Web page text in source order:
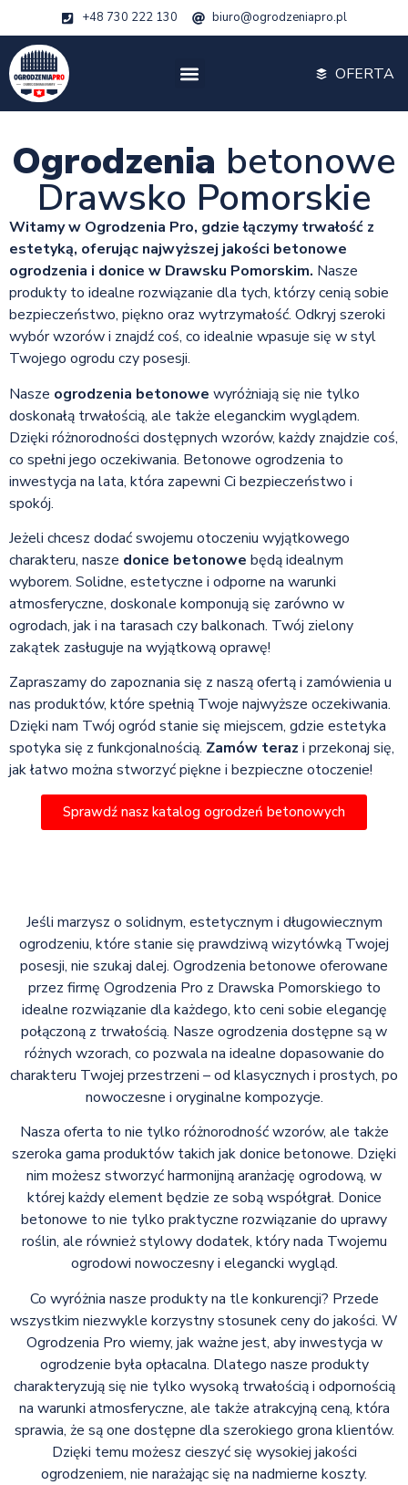
+48 730 222 130 biuro@ogrodzeniapro.pl
OFERTA
Ogrodzenia betonowe
Drawsko Pomorskie
Witamy w Ogrodzenia Pro, gdzie łączymy trwałość z
estetyką, oferując najwyższej jakości betonowe
ogrodzenia i donice w Drawsku Pomorskim. Nasze
produkty to idealne rozwiązanie dla tych, którzy cenią sobie
bezpieczeństwo, piękno oraz wytrzymałość. Odkryj szeroki
wybór wzorów i znajdź coś, co idealnie wpasuje się w styl
Twojego ogrodu czy posesji.
Nasze ogrodzenia betonowe wyróżniają się nie tylko
doskonałą trwałością, ale także eleganckim wyglądem.
Dzięki różnorodności dostępnych wzorów, każdy znajdzie coś,
co spełni jego oczekiwania. Betonowe ogrodzenia to
inwestycja na lata, która zapewni Ci bezpieczeństwo i
spokój.
Jeżeli chcesz dodać swojemu otoczeniu wyjątkowego
charakteru, nasze donice betonowe będą idealnym
wyborem. Solidne, estetyczne i odporne na warunki
atmosferyczne, doskonale komponują się zarówno w
ogrodach, jak i na tarasach czy balkonach. Twój zielony
zakątek zasługuje na wyjątkową oprawę!
Zapraszamy do zapoznania się z naszą ofertą i zamówienia u
nas produktów, które spełnią Twoje najwyższe oczekiwania.
Dzięki nam Twój ogród stanie się miejscem, gdzie estetyka
spotyka się z funkcjonalnością. Zamów teraz i przekonaj się,
jak łatwo można stworzyć piękne i bezpieczne otoczenie!
Sprawdź nasz katalog ogrodzeń betonowych
Jeśli marzysz o solidnym, estetycznym i długowiecznym
ogrodzeniu, które stanie się prawdziwą wizytówką Twojej
posesji, nie szukaj dalej. Ogrodzenia betonowe oferowane
przez firmę Ogrodzenia Pro z Drawska Pomorskiego to
idealne rozwiązanie dla każdego, kto ceni sobie elegancję
połączoną z trwałością. Nasze ogrodzenia dostępne są w
różnych wzorach, co pozwala na idealne dopasowanie do
charakteru Twojej przestrzeni – od klasycznych i prostych, po
nowoczesne i oryginalne kompozycje.
Nasza oferta to nie tylko różnorodność wzorów, ale także
szeroka gama produktów takich jak donice betonowe. Dzięki
nim możesz stworzyć harmonijną aranżację ogrodową, w
której każdy element będzie ze sobą współgrał. Donice
betonowe to nie tylko praktyczne rozwiązanie do uprawy
roślin, ale również stylowy dodatek, który nada Twojemu
ogrodowi nowoczesny i elegancki wygląd.
Co wyróżnia nasze produkty na tle konkurencji? Przede
wszystkim niezwykle korzystny stosunek ceny do jakości. W
Ogrodzenia Pro wiemy, jak ważne jest, aby inwestycja w
ogrodzenie była opłacalna. Dlatego nasze produkty
charakteryzują się nie tylko wysoką trwałością i odpornością
na warunki atmosferyczne, ale także atrakcyjną ceną, która
sprawia, że są one dostępne dla szerokiego grona klientów.
Dzięki temu możesz cieszyć się wysokiej jakości
ogrodzeniem, nie narażając się na nadmierne koszty.